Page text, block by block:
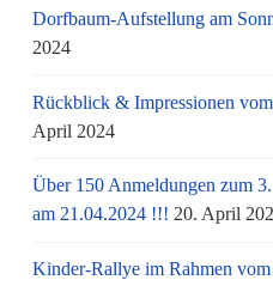
Dorfbaum-Aufstellung am
2024
Rückblick & Impressionen
April 2024
Über 150 Anmeldungen zum
am 21.04.2024 !!! 20. April
Kinder-Rallye im Rahmen